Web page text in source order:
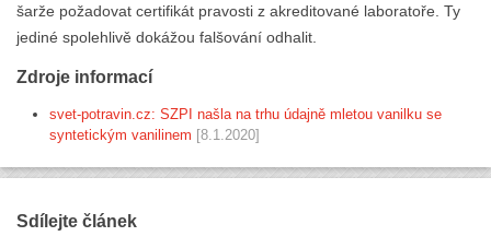
šarže požadovat certifikát pravosti z akreditované laboratoře. Ty
jediné spolehlivě dokážou falšování odhalit.
Zdroje informací
svet-potravin.cz: SZPI našla na trhu údajně mletou vanilku se
syntetickým vanilinem [8.1.2020]
Sdílejte článek